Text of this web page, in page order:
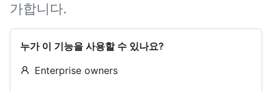
가합니다.
누가 이 기능을 사용할 수 있나요?
Enterprise owners